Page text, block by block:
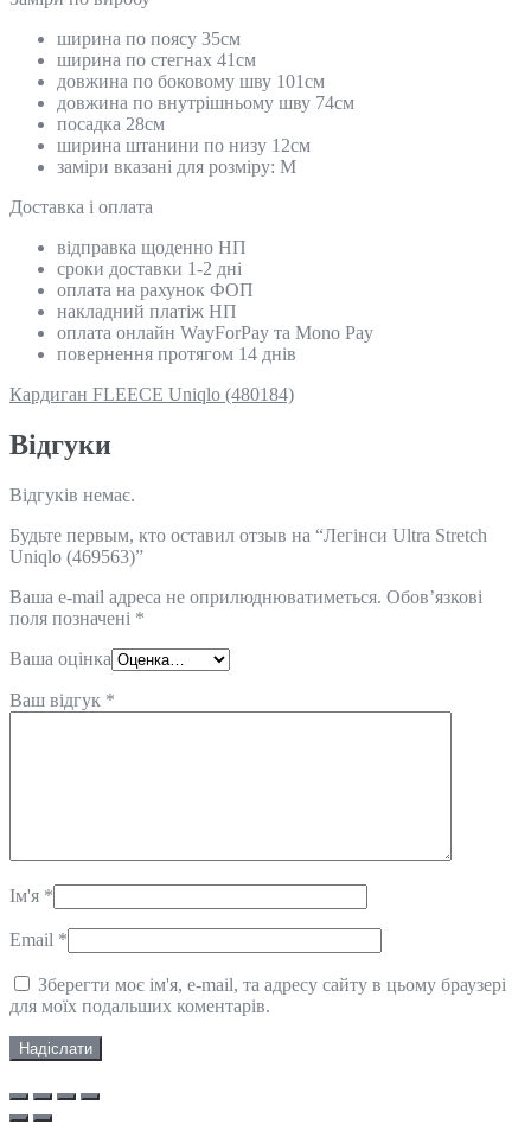
ширина по поясу 35см
ширина по стегнах 41см
довжина по боковому шву 101см
довжина по внутрішньому шву 74см
посадка 28см
ширина штанини по низу 12см
заміри вказані для розміру: М
Доставка і оплата
відправка щоденно НП
сроки доставки 1-2 дні
оплата на рахунок ФОП
накладний платіж НП
оплата онлайн WayForPay та Mono Pay
повернення протягом 14 днів
Кардиган FLEECE Uniqlo (480184)
Відгуки
Відгуків немає.
Будьте первым, кто оставил отзыв на “Легінси Ultra Stretch
Uniqlo (469563)”
Ваша e-mail адреса не оприлюднюватиметься. Обов’язкові
поля позначені *
Ваша оцінка
Ваш відгук *
Ім'я *
Email *
Зберегти моє ім'я, e-mail, та адресу сайту в цьому браузері
для моїх подальших коментарів.